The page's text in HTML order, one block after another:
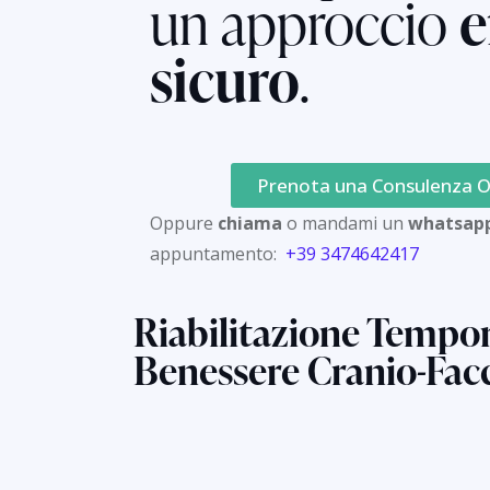
un approccio
sicuro.
Prenota una Consulenza
Oppure chiama o mandami un
appuntamento: +39 3474642417
Riabilitazione
Benessere Cranio-